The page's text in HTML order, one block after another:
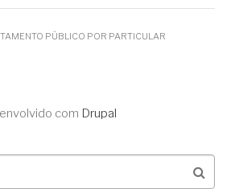
PÚBLICO POR PARTICULAR
com Drupal